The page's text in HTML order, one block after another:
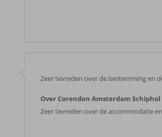
Zeer tevreden over de bestemming en
Over Corendon Amsterdam
Zeer tevreden over de accommodatie